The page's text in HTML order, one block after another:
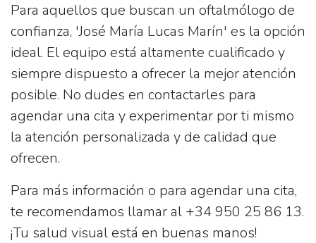
Para aquellos que buscan un oftalmólogo de
confianza, 'José María Lucas Marín' es la opción
ideal. El equipo está altamente cualificado y
siempre dispuesto a ofrecer la mejor atención
posible. No dudes en contactarles para
agendar una cita y experimentar por ti mismo
la atención personalizada y de calidad que
ofrecen.
Para más información o para agendar una cita,
te recomendamos llamar al +34 950 25 86 13.
¡Tu salud visual está en buenas manos!